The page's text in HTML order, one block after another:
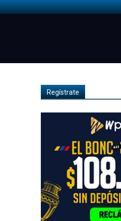
Regístrate